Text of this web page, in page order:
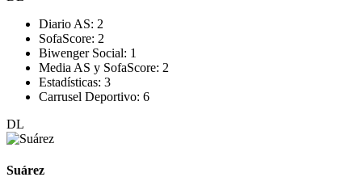
Diario AS: 2
SofaScore: 2
Biwenger Social: 1
Media AS y SofaScore: 2
Estadísticas: 3
Carrusel Deportivo: 6
DL
Suárez